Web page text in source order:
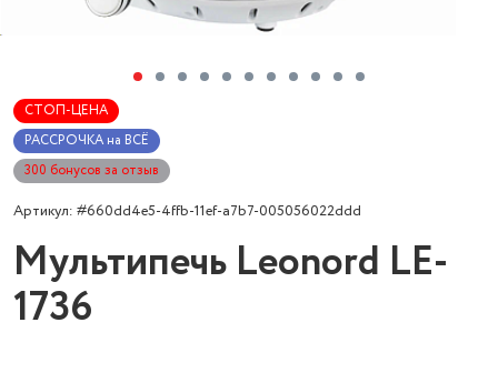
СТОП-ЦЕНА
РАССРОЧКА на ВСЁ
300 бонусов за отзыв
Артикул: #660dd4e5-4ffb-11ef-a7b7-005056022ddd
Мультипечь Leonord LE-
1736